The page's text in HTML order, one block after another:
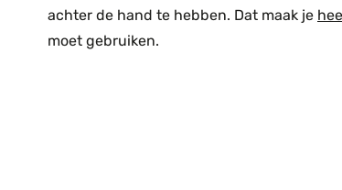
achter de hand te hebben. Dat maak je
moet gebruiken.